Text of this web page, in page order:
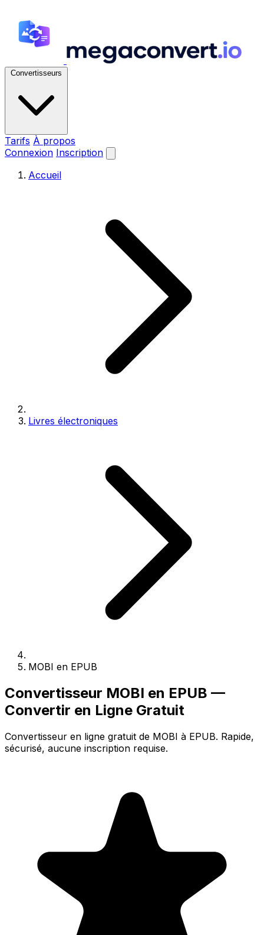
Convertisseurs
Tarifs À propos
Connexion Inscription
Accueil
Livres électroniques
MOBI en EPUB
Convertisseur MOBI en EPUB —
Convertir en Ligne Gratuit
Convertisseur en ligne gratuit de MOBI à EPUB. Rapide,
sécurisé, aucune inscription requise.